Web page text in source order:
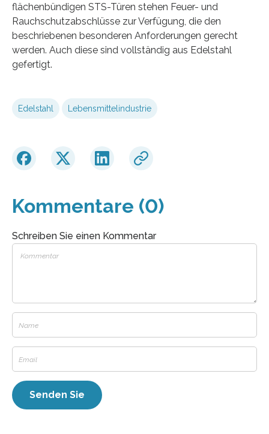
flächenbündigen STS-Türen stehen Feuer- und
Rauchschutzabschlüsse zur Verfügung, die den
beschriebenen besonderen Anforderungen gerecht
werden. Auch diese sind vollständig aus Edelstahl
gefertigt.
Edelstahl Lebensmittelindustrie
Kommentare (0)
Schreiben Sie einen Kommentar